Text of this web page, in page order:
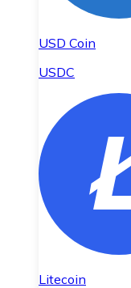
USD Coin
USDC
Litecoin